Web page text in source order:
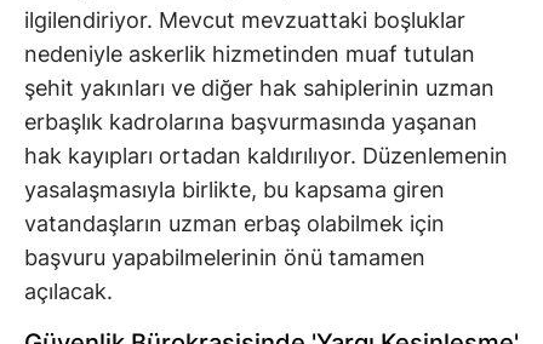
ilgilendiriyor. Mevcut mevzuattaki boşluklar
nedeniyle askerlik hizmetinden muaf tutulan
şehit yakınları ve diğer hak sahiplerinin uzman
erbaşlık kadrolarına başvurmasında yaşanan
hak kayıpları ortadan kaldırılıyor. Düzenlemenin
yasalaşmasıyla birlikte, bu kapsama giren
vatandaşların uzman erbaş olabilmek için
başvuru yapabilmelerinin önü tamamen
açılacak.